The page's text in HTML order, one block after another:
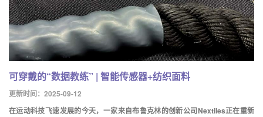
可穿戴的“数据教练” | 智能传感器+纺织面料
更新时间：2025-09-12
在运动科技飞速发展的今天，一家来自布鲁克林的创新公司Nextiles正在重新